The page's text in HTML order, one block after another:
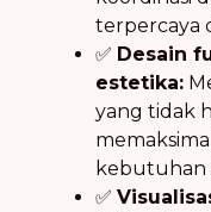
terpercaya
✅ Desain
estetika:
yang tidak
kebutuhan
✅